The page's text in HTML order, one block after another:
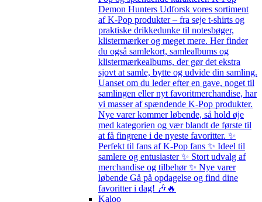
Demon Hunters Udforsk vores sortiment
af K-Pop produkter – fra seje t-shirts og
praktiske drikkedunke til notesbøger,
klistermærker og meget mere. Her finder
du også samlekort, samlealbums og
klistermærkealbums, der gør det ekstra
sjovt at samle, bytte og udvide din samling.
Uanset om du leder efter en gave, noget til
samlingen eller nyt favoritmerchandise, har
vi masser af spændende K-Pop produkter.
Nye varer kommer løbende, så hold øje
med kategorien og vær blandt de første til
at få fingrene i de nyeste favoritter. ✨
Perfekt til fans af K-Pop fans ✨ Ideel til
samlere og entusiaster ✨ Stort udvalg af
merchandise og tilbehør ✨ Nye varer
løbende Gå på opdagelse og find dine
favoritter i dag! 🎶🔥
Kaloo